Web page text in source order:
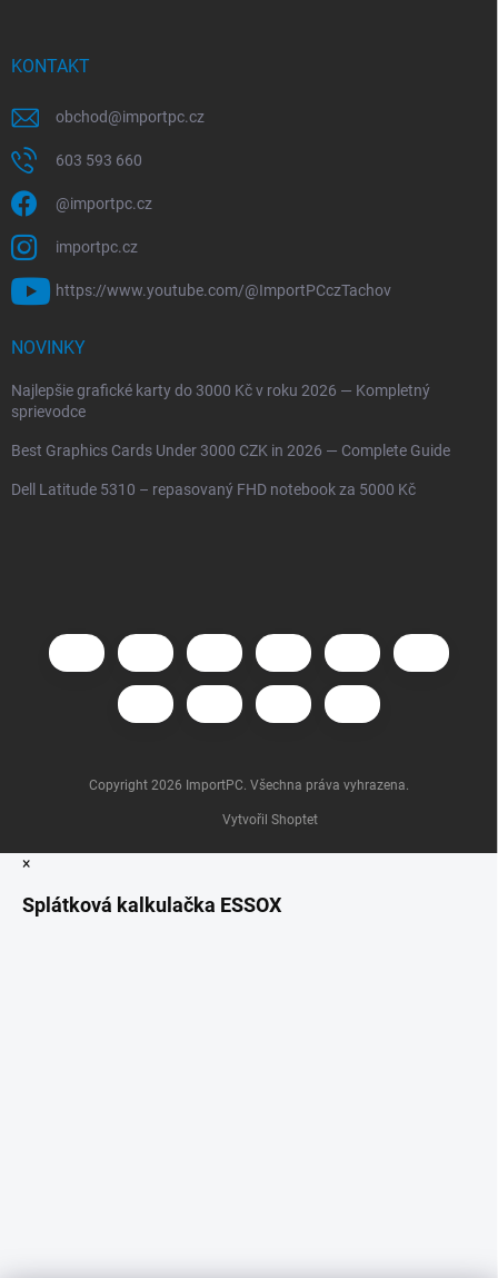
KONTAKT
obchod@importpc.cz
603 593 660
@importpc.cz
importpc.cz
https://www.youtube.com/@ImportPCczTachov
NOVINKY
Najlepšie grafické karty do 3000 Kč v roku 2026 — Kompletný
sprievodce
Best Graphics Cards Under 3000 CZK in 2026 — Complete Guide
Dell Latitude 5310 – repasovaný FHD notebook za 5000 Kč
Vytvořil Shoptet
Copyright 2026 ImportPC. Všechna práva vyhrazena.
×
Splátková kalkulačka ESSOX